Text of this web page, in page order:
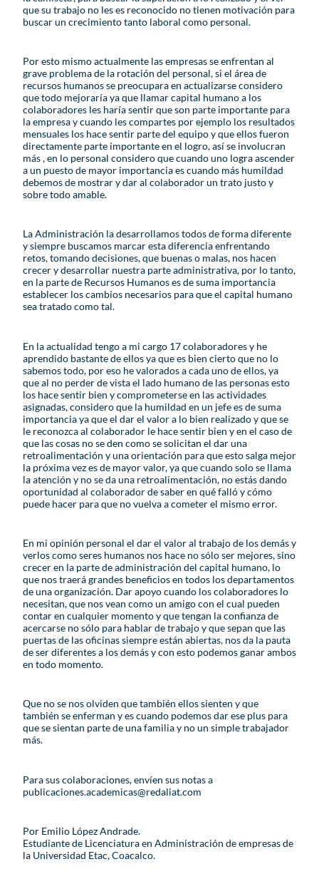
que su trabajo no les es reconocido no tienen motivación para
buscar un crecimiento tanto laboral como personal.
Por esto mismo actualmente las empresas se enfrentan al
grave problema de la rotación del personal, si el área de
recursos humanos se preocupara en actualizarse considero
que todo mejoraría ya que llamar capital humano a los
colaboradores les haría sentir que son parte importante para
la empresa y cuando les compartes por ejemplo los resultados
mensuales los hace sentir parte del equipo y que ellos fueron
directamente parte importante en el logro, así se involucran
más , en lo personal considero que cuando uno logra ascender
a un puesto de mayor importancia es cuando más humildad
debemos de mostrar y dar al colaborador un trato justo y
sobre todo amable.
La Administración la desarrollamos todos de forma diferente
y siempre buscamos marcar esta diferencia enfrentando
retos, tomando decisiones, que buenas o malas, nos hacen
crecer y desarrollar nuestra parte administrativa, por lo tanto,
en la parte de Recursos Humanos es de suma importancia
establecer los cambios necesarios para que el capital humano
sea tratado como tal.
En la actualidad tengo a mi cargo 17 colaboradores y he
aprendido bastante de ellos ya que es bien cierto que no lo
sabemos todo, por eso he valorados a cada uno de ellos, ya
que al no perder de vista el lado humano de las personas esto
los hace sentir bien y comprometerse en las actividades
asignadas, considero que la humildad en un jefe es de suma
importancia ya que el dar el valor a lo bien realizado y que se
le reconozca al colaborador le hace sentir bien y en el caso de
que las cosas no se den como se solicitan el dar una
retroalimentación y una orientación para que esto salga mejor
la próxima vez es de mayor valor, ya que cuando solo se llama
la atención y no se da una retroalimentación, no estás dando
oportunidad al colaborador de saber en qué falló y cómo
puede hacer para que no vuelva a cometer el mismo error.
En mi opinión personal el dar el valor al trabajo de los demás y
verlos como seres humanos nos hace no sólo ser mejores, sino
crecer en la parte de administración del capital humano, lo
que nos traerá grandes beneficios en todos los departamentos
de una organización. Dar apoyo cuando los colaboradores lo
necesitan, que nos vean como un amigo con el cual pueden
contar en cualquier momento y que tengan la confianza de
acercarse no sólo para hablar de trabajo y que sepan que las
puertas de las oficinas siempre están abiertas, nos da la pauta
de ser diferentes a los demás y con esto podemos ganar ambos
en todo momento.
Que no se nos olviden que también ellos sienten y que
también se enferman y es cuando podemos dar ese plus para
que se sientan parte de una familia y no un simple trabajador
más.
Para sus colaboraciones, envíen sus notas a
publicaciones.academicas@redaliat.com
Por Emilio López Andrade.
Estudiante de Licenciatura en Administración de empresas de
la Universidad Etac, Coacalco.